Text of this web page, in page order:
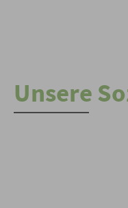
Unsere